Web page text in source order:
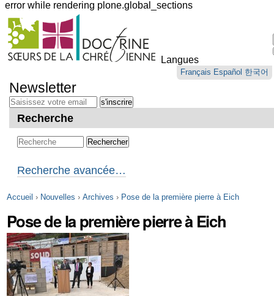
error while rendering plone.global_sections
Outils
personnels
Langues
Français Español 한국어
au
contenu.
Aller
navigation
Newsletter
Recherche
Recherche avancée…
Accueil › Nouvelles › Archives › Pose de la première pierre à Eich
Pose de la première pierre à Eich